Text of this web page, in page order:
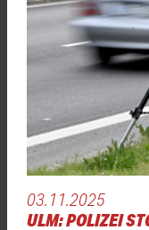
03.11.2025
ULM: POLIZEI